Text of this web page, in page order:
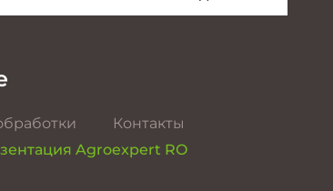
Контакты
Agroexpert RO